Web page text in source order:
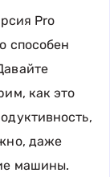
Pro
способен
как это
даже
машины.